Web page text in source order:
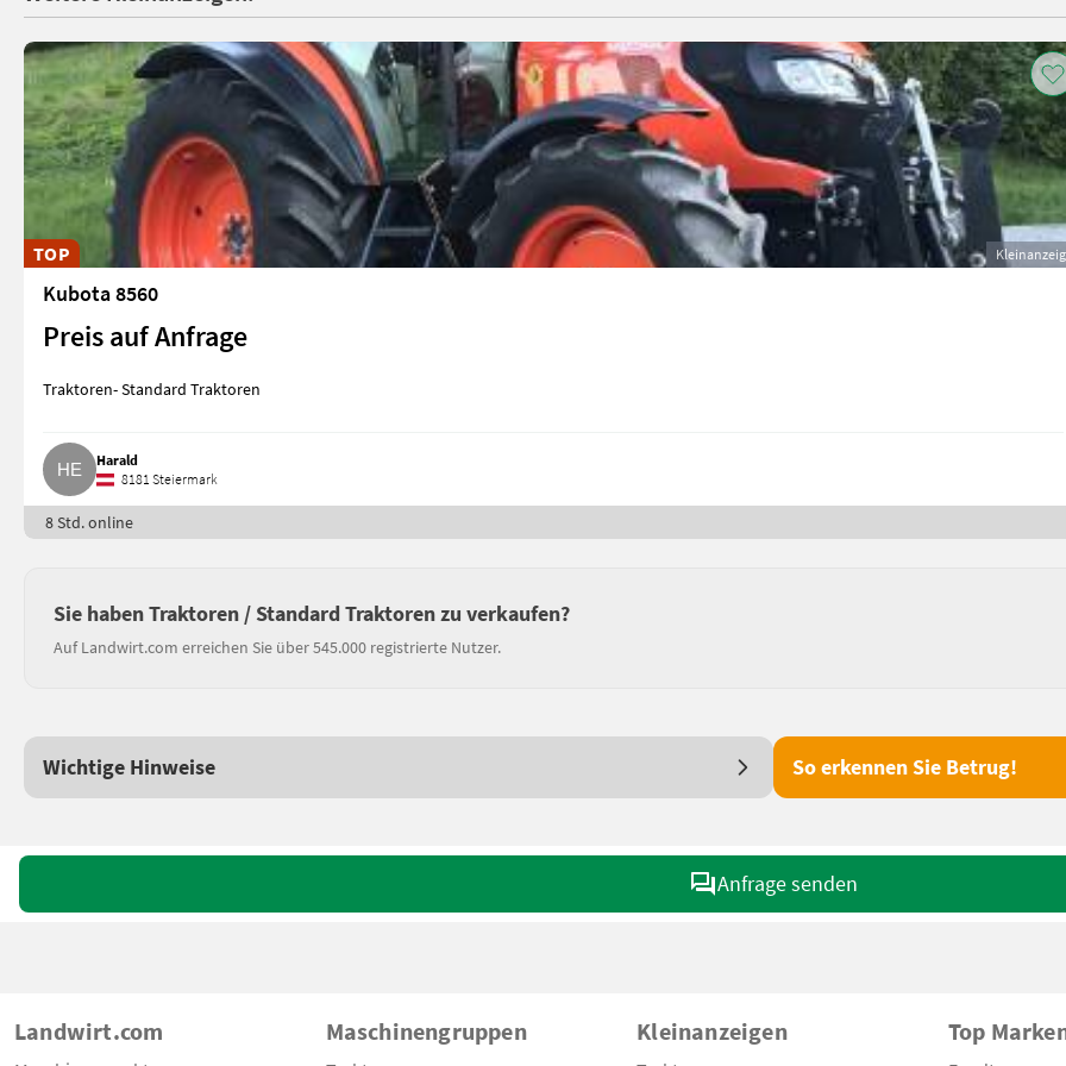
TOP
Kubota 8560
Preis auf Anfrage
Traktoren- Standard Traktoren
Harald
8181 Steiermark
8 Std. online
Sie haben Traktoren / Standard Traktoren zu verkaufen?
Auf Landwirt.com erreichen Sie über 545.000 registrierte Nutzer.
Wichtige Hinweise So erkennen Sie Betrug!
Anfrage senden
Landwirt.com Maschinengruppen Kleinanzeigen Top